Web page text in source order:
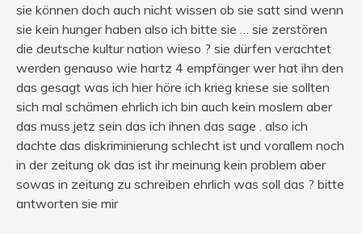
sie können doch auch nicht wissen ob sie satt sind wenn
sie kein hunger haben also ich bitte sie … sie zerstören
die deutsche kultur nation wieso ? sie dürfen verachtet
werden genauso wie hartz 4 empfänger wer hat ihn den
das gesagt was ich hier höre ich krieg kriese sie sollten
sich mal schämen ehrlich ich bin auch kein moslem aber
das muss jetz sein das ich ihnen das sage . also ich
dachte das diskriminierung schlecht ist und vorallem noch
in der zeitung ok das ist ihr meinung kein problem aber
sowas in zeitung zu schreiben ehrlich was soll das ? bitte
antworten sie mir